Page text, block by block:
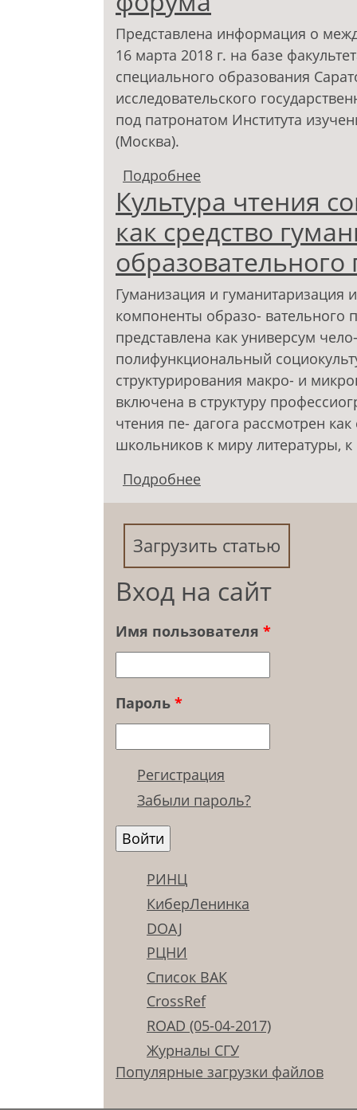
Представлена информация о
16 марта 2018 г. на базе
специального образования
исследовательского
под патронатом Института
(Москва).
Подробнее
международного
Культура чтения
как средство
образовательного
Гуманизация и гуманитаризация
компоненты образо- вательного
представлена как универсум
полифункциональный
структурирования макро- и
включена в структуру
чтения пе- дагога рассмотрен
школьников к миру литературы,
Подробнее
гуманизации
Загрузить статью
Вход на сайт
Имя пользователя *
Пароль *
Регистрация
Забыли пароль?
РИНЦ
КиберЛенинка
DOAJ
РЦНИ
Список ВАК
CrossRef
ROAD (05-04-2017)
Журналы СГУ
Популярные загрузки файлов